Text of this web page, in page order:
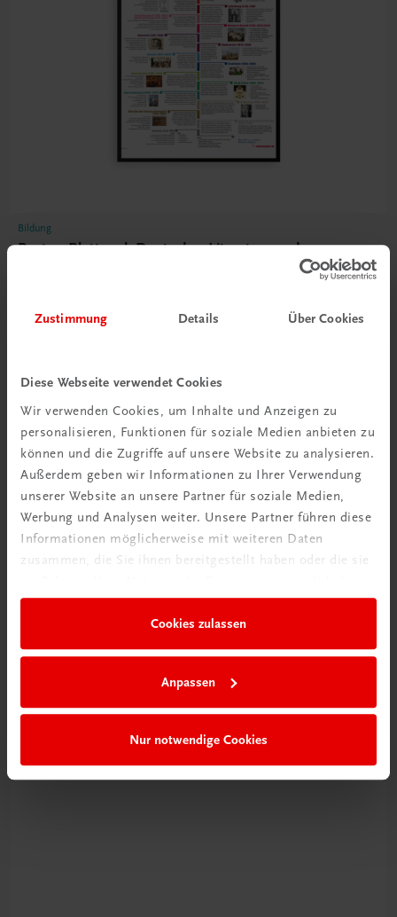
Zustimmung Details Über Cookies
Diese Webseite verwendet Cookies
Wir verwenden Cookies, um Inhalte und Anzeigen zu
personalisieren, Funktionen für soziale Medien anbieten zu
können und die Zugriffe auf unsere Website zu analysieren.
Außerdem geben wir Informationen zu Ihrer Verwendung
unserer Website an unsere Partner für soziale Medien,
Werbung und Analysen weiter. Unsere Partner führen diese
Informationen möglicherweise mit weiteren Daten
zusammen, die Sie ihnen bereitgestellt haben oder die sie
Cookies zulassen
Anpassen
Nur notwendige Cookies
Bildung
Poster: Blattwerk Deutsch – Literaturepochen
Gut zu wissen
Ratgeber Schulpraxis
Wie mit KI im Unterricht
umgehen?